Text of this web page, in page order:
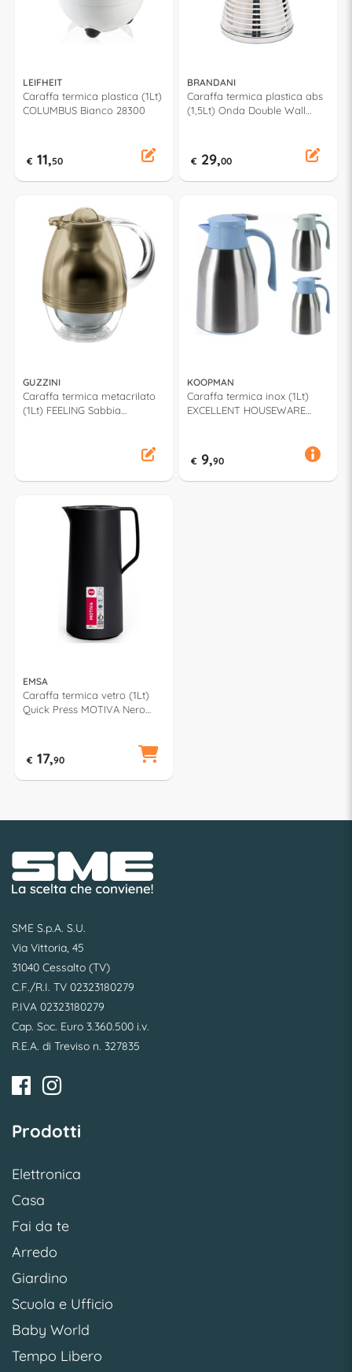
LEIFHEIT
Caraffa termica plastica (1Lt)
COLUMBUS Bianco 28300
€ 11,50
BRANDANI
Caraffa termica plastica abs
(1,5Lt) Onda Double Wall
€ 29,00
GUZZINI
Caraffa termica metacrilato
(1Lt) FEELING Sabbia
KOOPMAN
Caraffa termica inox (1Lt)
EXCELLENT HOUSEWARE
€ 9,90
EMSA
Caraffa termica vetro (1Lt)
Quick Press MOTIVA Nero
€ 17,90
SME S.p.A. S.U.
Via Vittoria, 45
31040 Cessalto (TV)
C.F./R.I. TV 02323180279
P.IVA 02323180279
Cap. Soc. Euro 3.360.500 i.v.
R.E.A. di Treviso n. 327835
Prodotti
Elettronica
Casa
Fai da te
Arredo
Giardino
Scuola e Ufficio
Baby World
Tempo Libero